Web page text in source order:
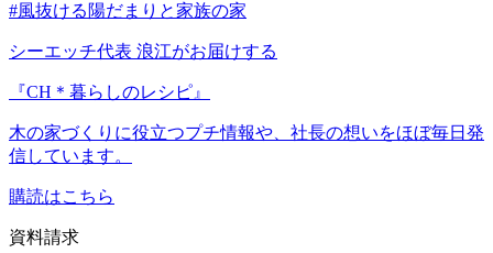
#風抜ける陽だまりと家族の家
シーエッチ代表 浪江がお届けする
『CH＊暮らしのレシピ』
木の家づくりに役立つプチ情報や、社長の想いをほぼ毎日発
信しています。
購読はこちら
資料請求